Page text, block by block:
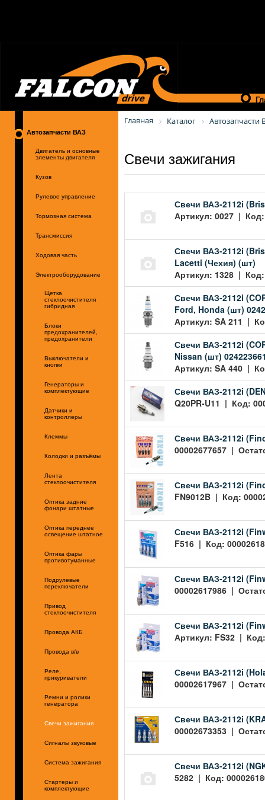
Автозапчасти ВАЗ
Двигатель и основные
элементы двигателя
Кузов
Рулевое управление
Тормозная система
Трансмиссия
Ходовая часть
Электрооборудование
Щетка
стеклоочистителя
гибридная
Блоки
предохранителей,
предохранители
Выключатели и
кнопки
Генераторы и
комплектующие
Датчики и
контроллеры
Клеммы
Колодки и разъёмы
Лента
стеклоочистителя
Оптика задние
фонари штатные
Оптика переднее
освещение штатное
Оптика фары
противотуманные
Подрулевые
переключатели
Привод
стеклоочистителя
Провода АКБ
Провода в/в
Реле,
прикуриватели
Ремни и ролики
генератора
Свечи зажигания
Сигналы звуковые
Система зажигания
Стартеры и
комплектующие
Главная Каталог Автозапчасти
Свечи зажигания
Свечи ВАЗ-2112i
Артикул: 0027 |
Свечи ВАЗ-2112i
Lacetti (Чехия) (шт)
Артикул: 1328 |
Свечи ВАЗ-2112i
Ford, Honda (шт)
Артикул: SA 211 |
Свечи ВАЗ-2112i
Nissan (шт)
Артикул: SA 440 |
Свечи ВАЗ-2112i
Q20PR-U11 | Код:
Свечи ВАЗ-2112i
00002677657 |
Свечи ВАЗ-2112i
FN9012B | Код:
Свечи ВАЗ-2112i
F516 | Код:
Свечи ВАЗ-2112i
00002617986 |
Свечи ВАЗ-2112i
Артикул: FS32 |
Свечи ВАЗ-2112i
00002617967 |
Свечи ВАЗ-2112i
00002673353 |
Свечи ВАЗ-2112i
5282 | Код: